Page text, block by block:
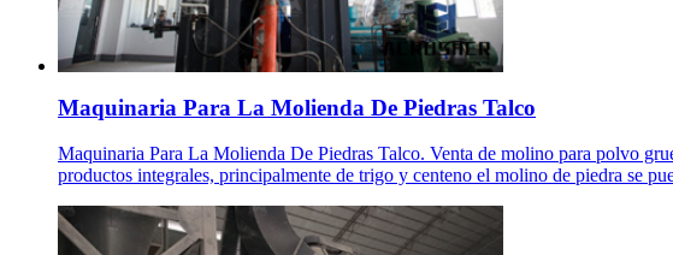
Maquinaria Para La Molienda De Piedras Talco
Maquinaria Para La Molienda De Piedras Talco. Venta de molino para polvo
productos integrales, principalmente de trigo y centeno el molino de piedra se